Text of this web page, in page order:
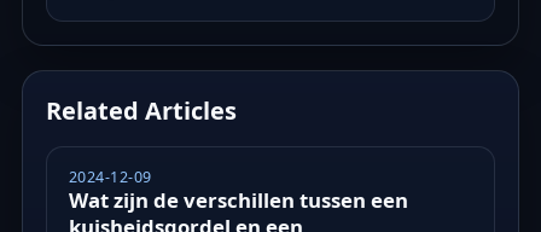
Related Articles
2024-12-09
Wat zijn de verschillen tussen een